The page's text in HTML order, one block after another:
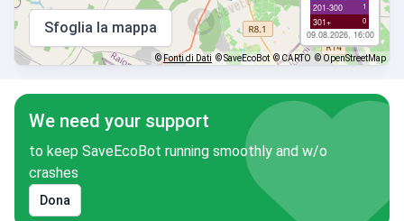
201-300 1
301+ 0
09.08.2026, 16:00
Sfoglia la mappa
© Fonti di Dati © SaveEcoBot © CARTO © OpenStreetMap
We need your support
to keep SaveEcoBot running smoothly and w/o
crashes
Dona